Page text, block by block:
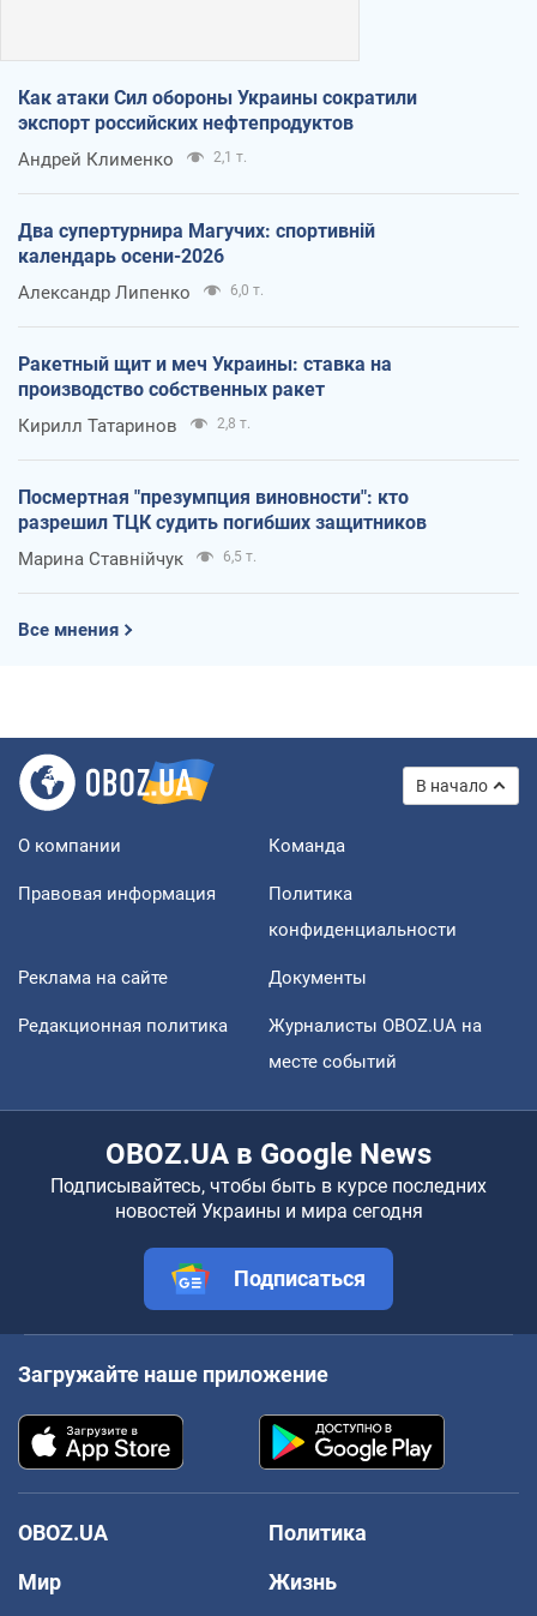
Как атаки Сил обороны Украины сократили
экспорт российских нефтепродуктов
Андрей Клименко 2,1 т.
Два супертурнира Магучих: спортивній
календарь осени-2026
Александр Липенко 6,0 т.
Ракетный щит и меч Украины: ставка на
производство собственных ракет
Кирилл Татаринов 2,8 т.
Посмертная "презумпция виновности": кто
разрешил ТЦК судить погибших защитников
Марина Ставнійчук 6,5 т.
Все мнения
В начало
О компании Команда
Правовая информация
Политика
конфиденциальности
Реклама на сайте Документы
Редакционная политика
Журналисты OBOZ.UA на
месте событий
OBOZ.UA в Google News
Подписывайтесь, чтобы быть в курсе последних
новостей Украины и мира сегодня
Подписаться
Загружайте наше приложение
OBOZ.UA
Политика
Мир
Жизнь